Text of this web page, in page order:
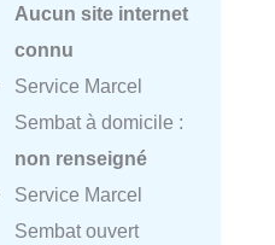
Aucun site internet
connu
Service Marcel
Sembat à domicile :
non renseigné
Service Marcel
Sembat ouvert